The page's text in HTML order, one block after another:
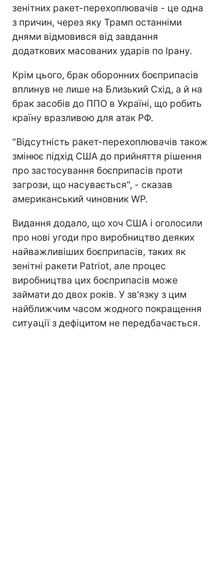
зенітних ракет-перехоплювачів - це одна
з причин, через яку Трамп останніми
днями відмовився від завдання
додаткових масованих ударів по Ірану.
Крім цього, брак оборонних боєприпасів
вплинув не лише на Близький Схід, а й на
брак засобів до ППО в Україні, що робить
країну вразливою для атак РФ.
"Відсутність ракет-перехоплювачів також
змінює підхід США до прийняття рішення
про застосування боєприпасів проти
загрози, що насувається", - сказав
американський чиновник WP.
Видання додало, що хоч США і оголосили
про нові угоди про виробництво деяких
найважливіших боєприпасів, таких як
зенітні ракети Patriot, але процес
виробництва цих боєприпасів може
займати до двох років. У зв'язку з цим
найближчим часом жодного покращення
ситуації з дефіцитом не передбачається.